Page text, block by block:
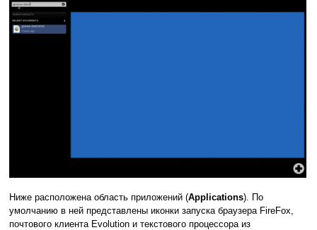
Ниже расположена область приложений (Applications). По
умолчанию в ней представлены иконки запуска браузера FireFox,
почтового клиента Evolution и текстового процессора из